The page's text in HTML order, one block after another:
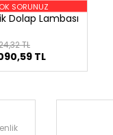
SORUNUZ
Dolap Lambası
TL
TL